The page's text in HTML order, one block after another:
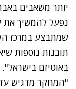
יותר משאבים
נפעל להמשיך את
שמתבצע במרכז
תובנות נוספות
באוטיזם בישראל".
"המחקר מדגיש